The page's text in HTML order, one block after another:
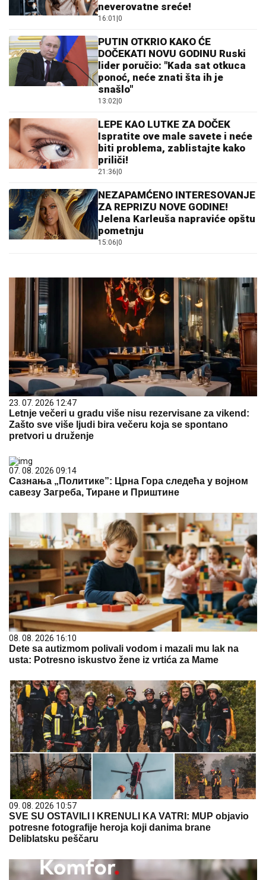
neverovatne sreće!
16:01 0
PUTIN OTKRIO KAKO ĆE
DOČEKATI NOVU GODINU Ruski
lider poručio: "Kada sat otkuca
ponoć, neće znati šta ih je
snašlo"
13:02 0
LEPE KAO LUTKE ZA DOČEK
Ispratite ove male savete i neće
biti problema, zablistajte kako
priliči!
21:36 0
NEZAPAMĆENO INTERESOVANJE
ZA REPRIZU NOVE GODINE!
Jelena Karleuša napraviće opštu
pometnju
15:06 0
23. 07. 2026 12:47
Letnje večeri u gradu više nisu rezervisane za vikend:
Zašto sve više ljudi bira večeru koja se spontano
pretvori u druženje
07. 08. 2026 09:14
Сазнања „Политике”: Црна Гора следећа у војном
савезу Загреба, Тиране и Приштине
08. 08. 2026 16:10
Dete sa autizmom polivali vodom i mazali mu lak na
usta: Potresno iskustvo žene iz vrtića za Mame
09. 08. 2026 10:57
SVE SU OSTAVILI I KRENULI KA VATRI: MUP objavio
potresne fotografije heroja koji danima brane
Deliblatsku peščaru